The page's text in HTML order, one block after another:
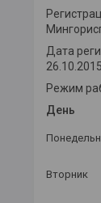
Дата
26.10.2015
Режим
День
Вторник